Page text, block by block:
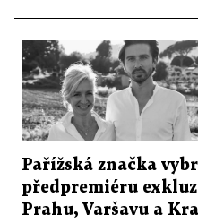
Pařížská značka
předpremiéru
Prahu, Varšavu a